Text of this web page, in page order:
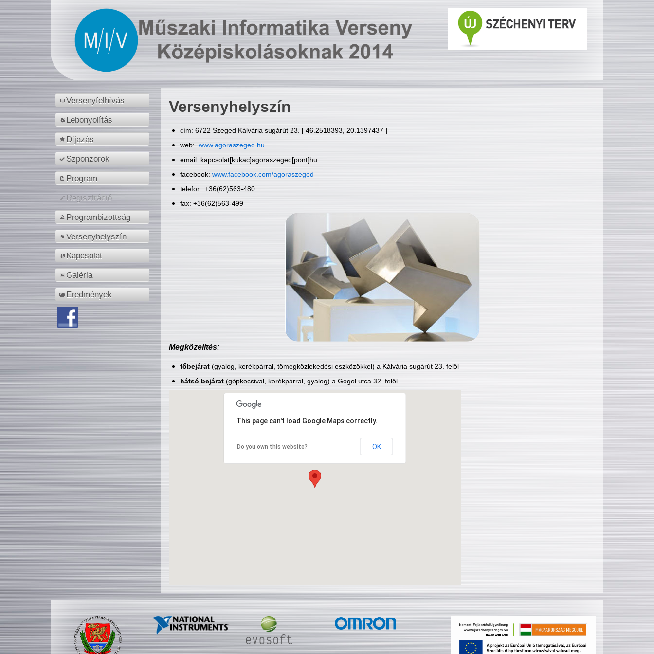
Versenyfelhívás
Lebonyolítás
Díjazás
Szponzorok
Program
Regisztráció
Programbizottság
Versenyhelyszín
Kapcsolat
Galéria
Eredmények
Versenyhelyszín
cím: 6722 Szeged Kálvária sugárút 23. [ 46.2518393, 20.1397437 ]
web: www.agoraszeged.hu
email: kapcsolat[kukac]agoraszeged[pont]hu
facebook: www.facebook.com/agoraszeged
telefon: +36(62)563-480
fax: +36(62)563-499
Megközelítés:
főbejárat(gyalog, kerékpárral, tömegközlekedési eszközökkel) a Kálvária sugárút 23. felől
hátsó bejárat(gépkocsival, kerékpárral, gyalog) a Gogol utca 32. felől
This page can't load Google Maps correctly.
Do you own this website? OK